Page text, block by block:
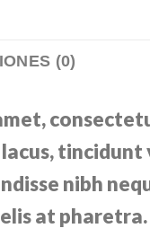
(0)
nibh
at pharetra.